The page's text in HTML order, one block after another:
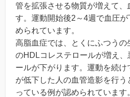
管を拡張させる物質が増えて、
す。運動開始後2～4週で血圧
められています。
高脂血症では、とくにふつうの
のHDLコレステロールが増え、
ールが下がります。運動を続
が低下した人の血管造影を行
っている例が認められています